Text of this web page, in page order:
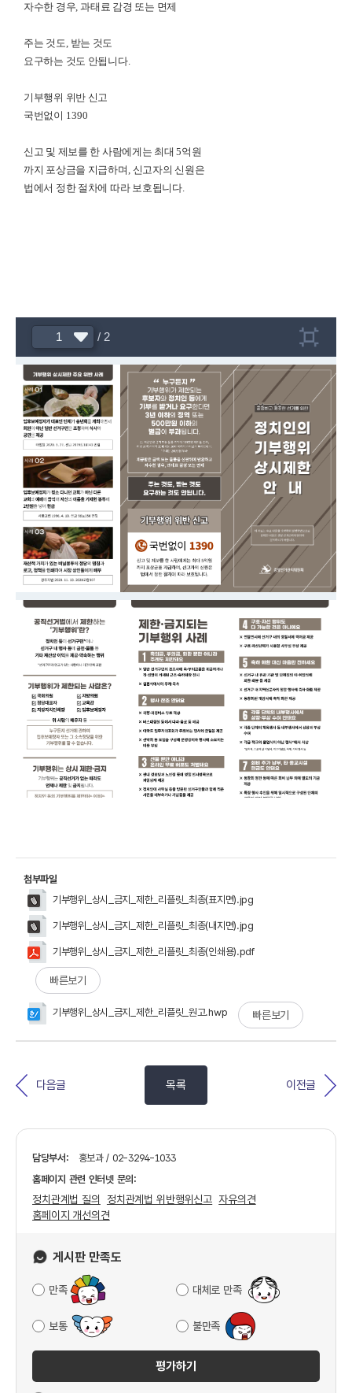
자수한 경우,과태료 감경 또는 면제
주는 것도, 받는 것도
요구하는 것도 안됩니다.
기부행위 위반 신고
국번없이 1390
신고 및 제보를 한 사람에게는 최대5억원
까지 포상금을 지급하며, 신고자의 신원은
법에서 정한 절차에 따라 보호됩니다.
첨부파일
기부행위_상시_금지_제한_리플릿_최종(표지면).jpg
기부행위_상시_금지_제한_리플릿_최종(내지면).jpg
기부행위_상시_금지_제한_리플릿_최종(인쇄용).pdf
빠른보기
기부행위_상시_금지_제한_리플릿_원고.hwp 빠른보기
다음글 이전글
목록
담당부서:
홍보과 / 02-3294-1033
홈페이지 관련 인터넷 문의:
정치관계법 질의 정치관계법 위반행위신고 자유의견
홈페이지 개선의견
게시판 만족도
만족 대체로 만족
보통 불만족
평가하기